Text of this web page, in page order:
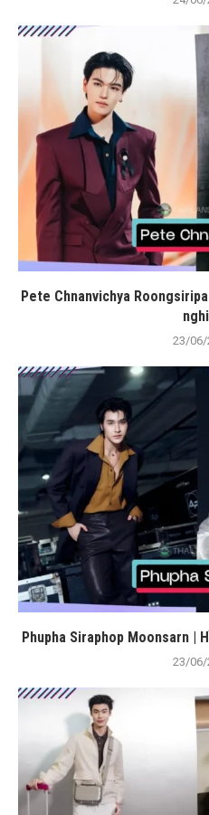
Pete Chnanvichya
23/06/
Phupha Siraphop Moonsarn |
23/06/